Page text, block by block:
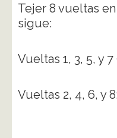
Tejer 8 vueltas
sigue:
Vueltas 1, 3, 5, y
Vueltas 2, 4, 6, y